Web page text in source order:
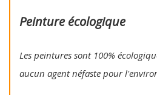
Peinture écologique
Les peintures sont 100%
aucun agent néfaste pour